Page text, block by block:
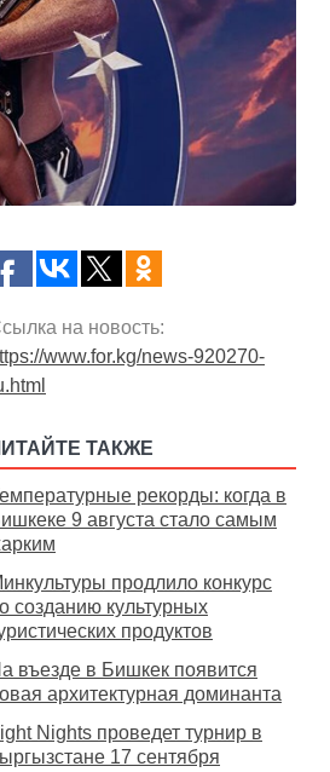
на новость:
www.for.kg/news-920270-
ТАКЖЕ
рекорды: когда в
9 августа стало самым
продлило конкурс
созданию культурных
продуктов
въезде в Бишкек появится
архитектурная доминанта
Nights проведет турнир в
17 сентября